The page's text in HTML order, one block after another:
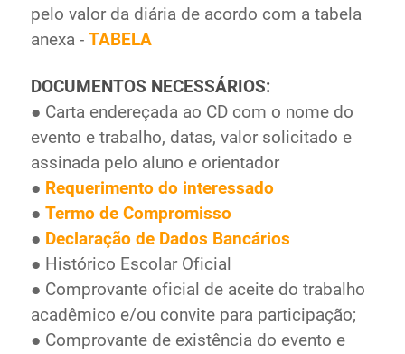
pelo valor da diária de acordo com a tabela
anexa - TABELA
DOCUMENTOS NECESSÁRIOS:
● Carta endereçada ao CD com o nome do
evento e trabalho, datas, valor solicitado e
assinada pelo aluno e orientador
● Requerimento do interessado
● Termo de Compromisso
● Declaração de Dados Bancários
● Histórico Escolar Oficial
● Comprovante oficial de aceite do trabalho
acadêmico e/ou convite para participação;
● Comprovante de existência do evento e